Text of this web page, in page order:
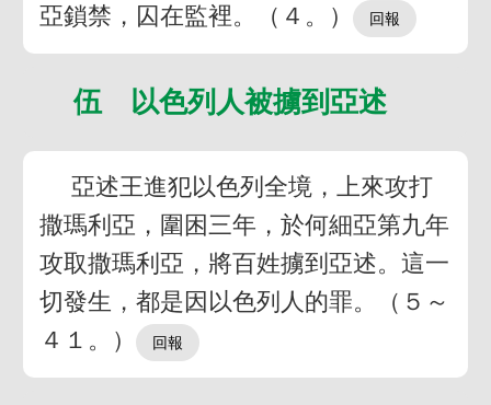
亞鎖禁，囚在監裡。（４。）
伍 以色列人被擄到亞述
亞述王進犯以色列全境，上來攻打
撒瑪利亞，圍困三年，於何細亞第九年
攻取撒瑪利亞，將百姓擄到亞述。這一
切發生，都是因以色列人的罪。（５～
４１。）